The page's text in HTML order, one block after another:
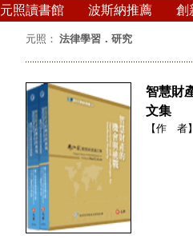
元照讀書館 波斯納推薦 創
元照： 法律學習．研究
智慧財
文集
【作 者